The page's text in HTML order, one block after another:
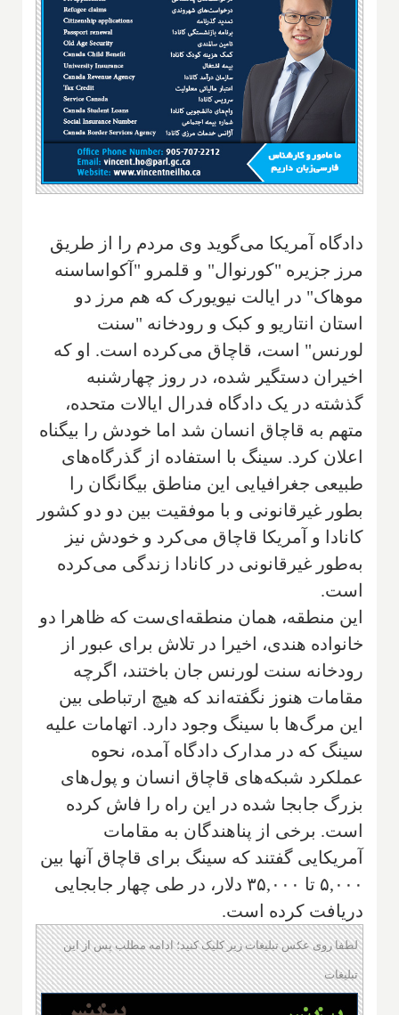
دادگاه آمریکا می‌گوید وی مردم را از طریق
مرز جزیره "کورنوال" و قلمرو "آکواساسنه
موهاک" در ایالت نیویورک که هم مرز دو
استان انتاریو و کبک و رودخانه "سنت
لورنس" است، قاچاق می‌کرده است. او که
اخیران دستگیر شده، در روز چهارشنبه
گذشته در یک دادگاه فدرال ایالات متحده،
متهم به قاچاق انسان شد اما خودش را بیگناه
اعلان کرد. سینگ با استفاده از گذرگاه‌های
طبیعی جغرافیایی این مناطق بیگانگان را
بطور غیرقانونی و با موفقیت بین دو دو کشور
کانادا و آمریکا قاچاق می‌کرد و خودش نیز
به‌طور غیرقانونی در کانادا زندگی می‌کرده
است.
این منطقه، همان منطقه‌ای‌ست که ظاهرا دو
خانواده هندی، اخیرا در تلاش برای عبور از
رودخانه سنت لورنس جان باختند، اگرچه
مقامات هنوز نگفته‌اند که هیچ ارتباطی بین
این مرگ‌ها با سینگ وجود دارد. اتهامات علیه
سینگ که در مدارک دادگاه آمده، نحوه
عملکرد شبکه‌های قاچاق انسان و پول‌های
بزرگ جابجا شده در این راه را فاش کرده
است. برخی از پناهندگان به مقامات
آمریکایی گفتند که سینگ برای قاچاق آنها بین
۵,۰۰۰ تا ۳۵,۰۰۰ دلار، در طی چهار جابجایی
دریافت کرده است.
لطفا روی عکس تبلیغات زیر کلیک کنید؛ ادامه مطلب پس از این
تبلیغات